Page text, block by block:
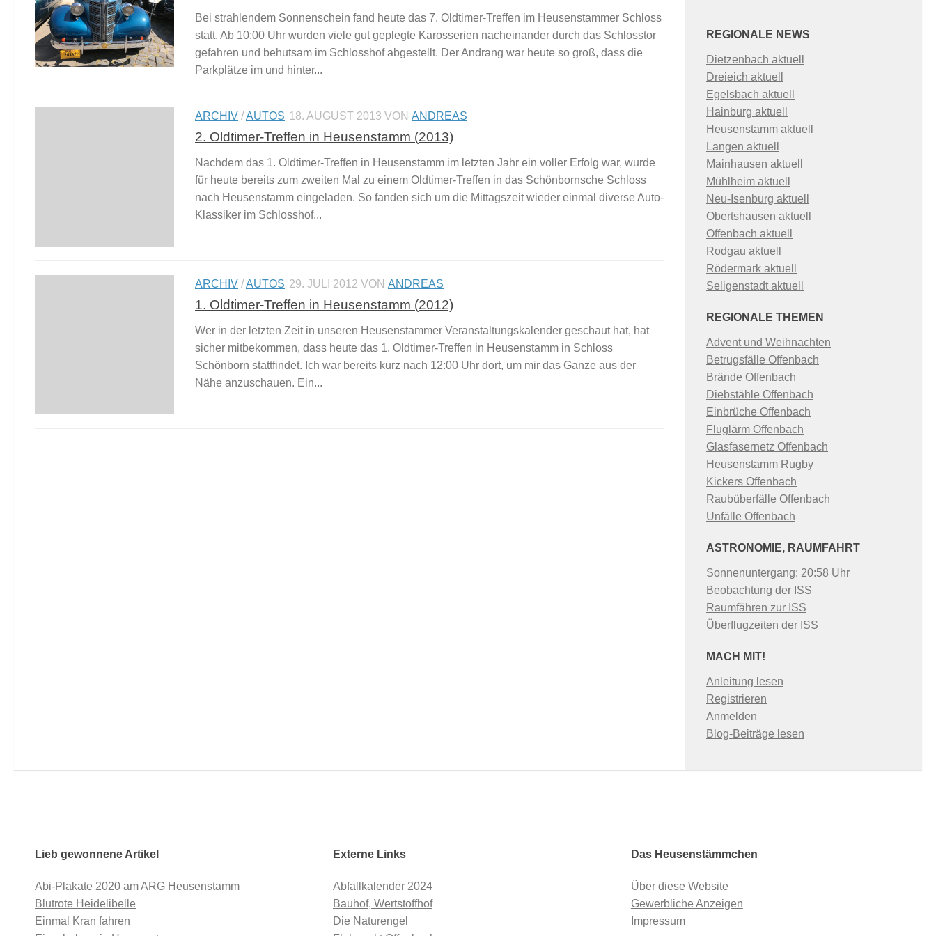
Bei strahlendem Sonnenschein fand heute das 7. Oldtimer-Treffen im Heusenstammer Schloss
statt. Ab 10:00 Uhr wurden viele gut geplegte Karosserien nacheinander durch das Schlosstor
gefahren und behutsam im Schlosshof abgestellt. Der Andrang war heute so groß, dass die
Parkplätze im und hinter...
ARCHIV /AUTOS 18. AUGUST 2013 VON ANDREAS
2. Oldtimer-Treffen in Heusenstamm (2013)
Nachdem das 1. Oldtimer-Treffen in Heusenstamm im letzten Jahr ein voller Erfolg war, wurde
für heute bereits zum zweiten Mal zu einem Oldtimer-Treffen in das Schönbornsche Schloss
nach Heusenstamm eingeladen. So fanden sich um die Mittagszeit wieder einmal diverse Auto-
Klassiker im Schlosshof...
ARCHIV /AUTOS 29. JULI 2012 VON ANDREAS
1. Oldtimer-Treffen in Heusenstamm (2012)
Wer in der letzten Zeit in unseren Heusenstammer Veranstaltungskalender geschaut hat, hat
sicher mitbekommen, dass heute das 1. Oldtimer-Treffen in Heusenstamm in Schloss
Schönborn stattfindet. Ich war bereits kurz nach 12:00 Uhr dort, um mir das Ganze aus der
Nähe anzuschauen. Ein...
REGIONALE NEWS
Dietzenbach aktuell
Dreieich aktuell
Egelsbach aktuell
Hainburg aktuell
Heusenstamm aktuell
Langen aktuell
Mainhausen aktuell
Mühlheim aktuell
Neu-Isenburg aktuell
Obertshausen aktuell
Offenbach aktuell
Rodgau aktuell
Rödermark aktuell
Seligenstadt aktuell
REGIONALE THEMEN
Advent und Weihnachten
Betrugsfälle Offenbach
Brände Offenbach
Diebstähle Offenbach
Einbrüche Offenbach
Fluglärm Offenbach
Glasfasernetz Offenbach
Heusenstamm Rugby
Kickers Offenbach
Raubüberfälle Offenbach
Unfälle Offenbach
ASTRONOMIE, RAUMFAHRT
Sonnenuntergang: 20:58 Uhr
Beobachtung der ISS
Raumfähren zur ISS
Überflugzeiten der ISS
MACH MIT!
Anleitung lesen
Registrieren
Anmelden
Blog-Beiträge lesen
Lieb gewonnene Artikel
Abi-Plakate 2020 am ARG Heusenstamm
Blutrote Heidelibelle
Einmal Kran fahren
Externe Links
Abfallkalender 2024
Bauhof, Wertstoffhof
Die Naturengel
Das Heusenstämmchen
Über diese Website
Gewerbliche Anzeigen
Impressum